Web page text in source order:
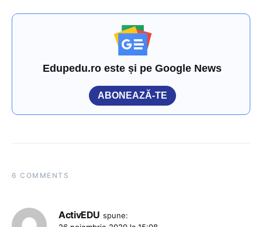
Edupedu.ro este și pe Google News
ABONEAZĂ-TE
6 COMMENTS
ActivEDU spune: